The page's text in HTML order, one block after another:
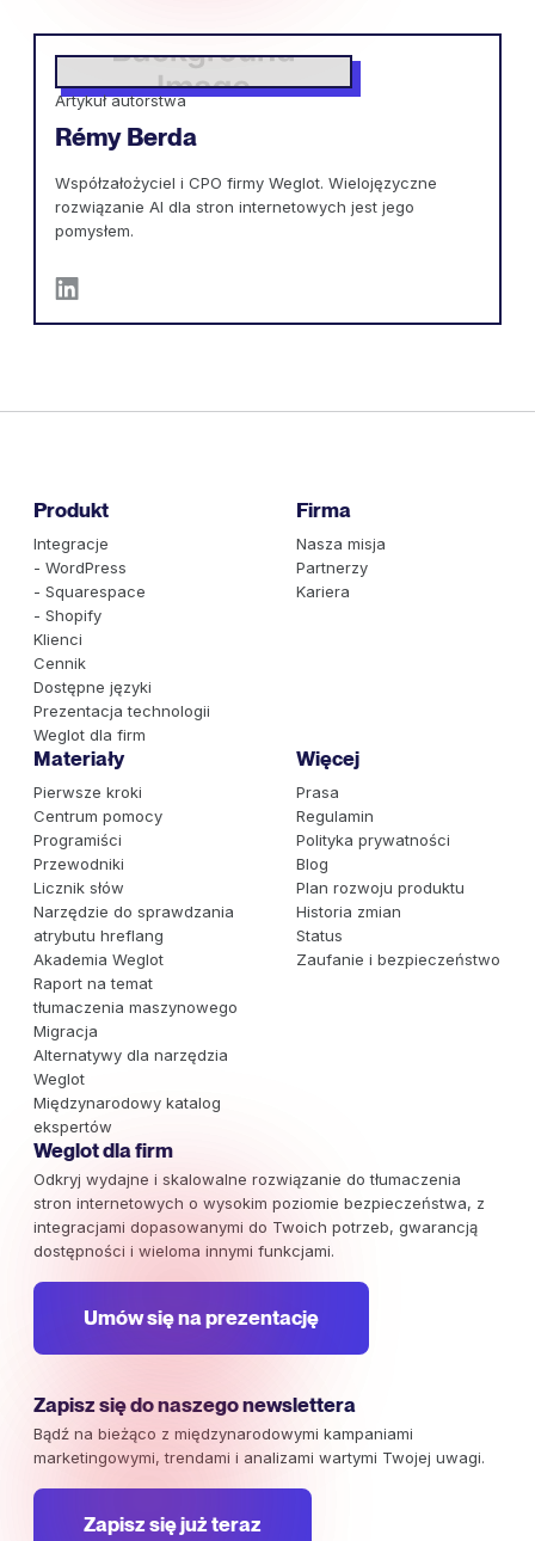
Artykuł autorstwa
Rémy Berda
Współzałożyciel i CPO firmy Weglot. Wielojęzyczne
rozwiązanie AI dla stron internetowych jest jego
pomysłem.
Produkt
Integracje
- WordPress
- Squarespace
- Shopify
Klienci
Cennik
Dostępne języki
Prezentacja technologii
Weglot dla firm
Firma
Nasza misja
Partnerzy
Kariera
Materiały
Pierwsze kroki
Centrum pomocy
Programiści
Przewodniki
Licznik słów
Narzędzie do sprawdzania
atrybutu hreflang
Akademia Weglot
Raport na temat
tłumaczenia maszynowego
Migracja
Alternatywy dla narzędzia
Weglot
Międzynarodowy katalog
ekspertów
Więcej
Prasa
Regulamin
Polityka prywatności
Blog
Plan rozwoju produktu
Historia zmian
Status
Zaufanie i bezpieczeństwo
Weglot dla firm
Odkryj wydajne i skalowalne rozwiązanie do tłumaczenia
stron internetowych o wysokim poziomie bezpieczeństwa, z
integracjami dopasowanymi do Twoich potrzeb, gwarancją
dostępności i wieloma innymi funkcjami.
Umów się na prezentację
Zapisz się do naszego newslettera
Bądź na bieżąco z międzynarodowymi kampaniami
marketingowymi, trendami i analizami wartymi Twojej uwagi.
Zapisz się już teraz